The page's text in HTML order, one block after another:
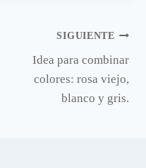
SIGUIENTE
Idea para combinar
colores: rosa viejo,
blanco y gris.